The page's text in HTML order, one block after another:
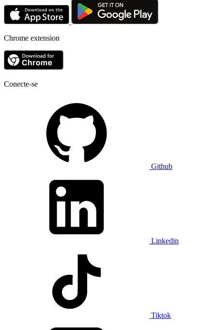
Chrome extension
Conecte-se
Github
Linkedin
Tiktok